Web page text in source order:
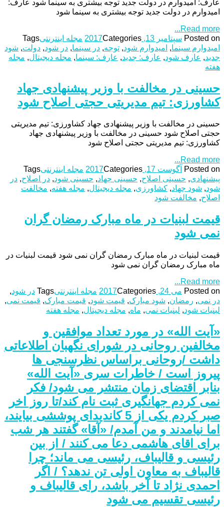
عارف: امیدوارم در دولت جدید توجه بیشتری به سینما شود عارف:
امیدوارم در دولت جدید توجه بیشتری به سینما شود
Read more...
Posted on سپتامبر 13, 2017 Categories مجله اینترنتیTags
امیدوارم سینما, امیدوارم شود, توجه, در سینما, در شود, دولت, شود
جدید, عارف شود, عارف: جدید, عارف: سینما, مجله دیجیتال, مجله
هفته
حسینی در مخالفت با وزیر پیشنهادی جهاد
کشاورزی: تیم مدیریتی حجتی اصلاح شود
حسینی در مخالفت با وزیر پیشنهادی جهاد کشاورزی: تیم مدیریتی
حجتی اصلاح شود حسینی در مخالفت با وزیر پیشنهادی جهاد
کشاورزی: تیم مدیریتی حجتی اصلاح شود
Read more...
Posted on آگوست 17, 2017 Categories مجله اینترنتیTags
پیشنهادی, حسینی اصلاح, حسینی جهاد, حسینی شود, در اصلاح, در
شود, شود جهاد, کشاورزی, مجله دیجیتال, مجله هفته, مخالفت
اصلاح, مخالفت شود
قیمت لبنیات در ماه مبارک رمضان گران
نمی شود
قیمت لبنیات در ماه مبارک رمضان گران نمی شود قیمت لبنیات در
ماه مبارک رمضان گران نمی شود
Read more...
Posted on می 24, 2017 Categories مجله اینترنتیTags در شود,
در نمی, رمضان, شود مبارک, قیمت شود, قیمت مبارک, قیمت نمی,
لبنیات شود, لبنیات نمی, ماه, مجله دیجیتال, مجله هفته
«آیت الله» در مورد تعداد موافقین و
مخالفین روحانی در شورای نگهبان اطلاعاتی
داشت /روحانی براساس نظرسنجی ها
پیروز است / خاطرات سری «آیت الله»
بنابر اقتضای زمان منتشر می شود/ فکر
نمی کردم جهانگیری ثبت نام کند/تا روز اخر
صبر کردم یکی از 5 کاندیدای پوششی بیایند،
اما نیامدند و من آمدم/ «آقا» گفتند هر شب
برای اقای هاشمی دعا می کنند / از بین
رئیسی و قالیباف، رئیسی می ماند؛ چرا
قالیباف به معاون اولی تن ندهد؟ / اگر
احمدی نژاد تا آخر باشد، رای قالیباف و
رئیسی تقسیم می شود